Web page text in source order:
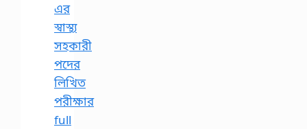
এর
স্বাস্থ্য
সহকারী
পদের
লিখিত
পরীক্ষার
full